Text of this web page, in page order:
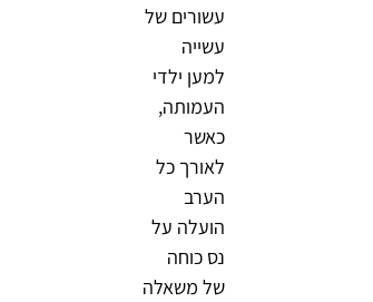
עשורים של
עשייה
למען ילדי
העמותה,
כאשר
לאורך כל
הערב
הועלה על
נס כוחה
של משאלה